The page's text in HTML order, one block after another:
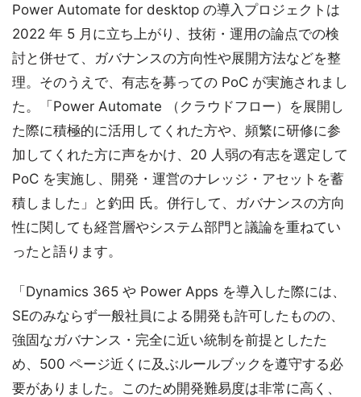
Power Automate for desktop の導入プロジェクトは
2022 年 5 月に立ち上がり、技術・運用の論点での検
討と併せて、ガバナンスの方向性や展開方法などを整
理。そのうえで、有志を募っての PoC が実施されまし
た。「Power Automate （クラウドフロー）を展開し
た際に積極的に活用してくれた方や、頻繁に研修に参
加してくれた方に声をかけ、20 人弱の有志を選定して
PoC を実施し、開発・運営のナレッジ・アセットを蓄
積しました」と釣田 氏。併行して、ガバナンスの方向
性に関しても経営層やシステム部門と議論を重ねてい
ったと語ります。
「Dynamics 365 や Power Apps を導入した際には、
SEのみならず一般社員による開発も許可したものの、
強固なガバナンス・完全に近い統制を前提としたた
め、500 ページ近くに及ぶルールブックを遵守する必
要がありました。このため開発難易度は非常に高く、